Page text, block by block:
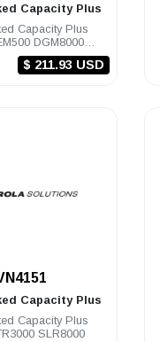
Capacity Plus
Capacity Plus
DGM8000
DGP5000
$ 211.93 USD
Capacity Plus
Capacity Plus
SLR8000